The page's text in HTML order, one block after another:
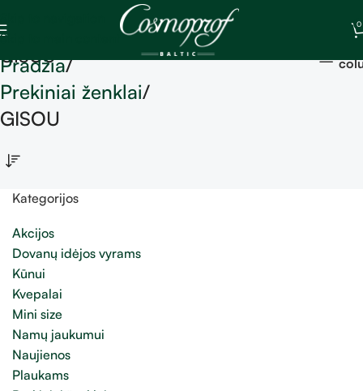
Skip to main content
0
GISOU
Pradžia
Prekiniai ženklai
GISOU
Kategorijos
Akcijos
Dovanų idėjos vyrams
Kūnui
Kvepalai
Mini size
Namų jaukumui
Naujienos
Plaukams